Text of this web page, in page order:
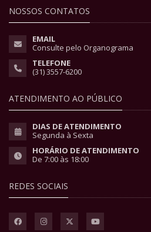
NOSSOS CONTATOS
EMAIL
Consulte pelo Organograma
TELEFONE
(31) 3557-6200
ATENDIMENTO AO PÚBLICO
DIAS DE ATENDIMENTO
Segunda à Sexta
HORÁRIO DE ATENDIMENTO
De 7:00 às 18:00
REDES SOCIAIS